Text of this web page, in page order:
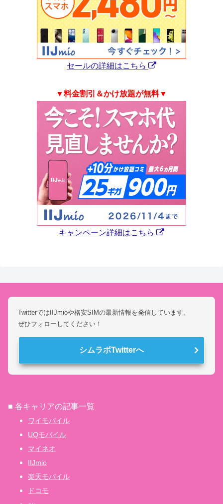
セールの詳細はこちら
▼料金割引＆かけ放題が無料▼
キャンペーン詳細はこちら
TwitterではIIJmioや格安SIMの最新情報を発信しています。
ぜひフォローしてください！
シムラボTwitterへ
■ 各キャリアの記事一覧
ワイモバイル
UQモバイル
マイネオ
IIJmio
楽天モバイル
ドコモ